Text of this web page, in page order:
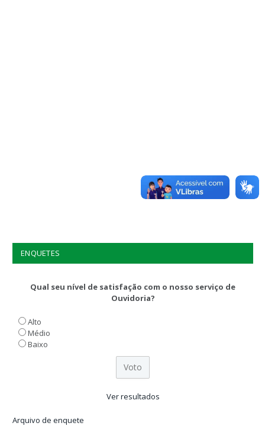
ENQUETES
Qual seu nível de satisfação com o nosso serviço de
Ouvidoria?
Alto
Médio
Baixo
Ver resultados
Arquivo de enquete